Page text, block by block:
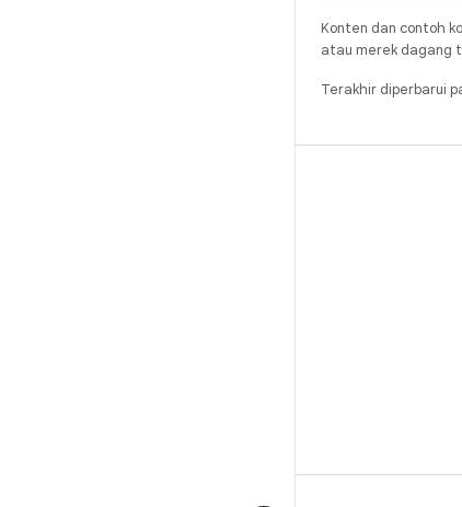
Konten dan contoh
atau merek dagang
Terakhir diperbarui